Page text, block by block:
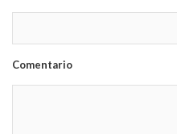
Comentario